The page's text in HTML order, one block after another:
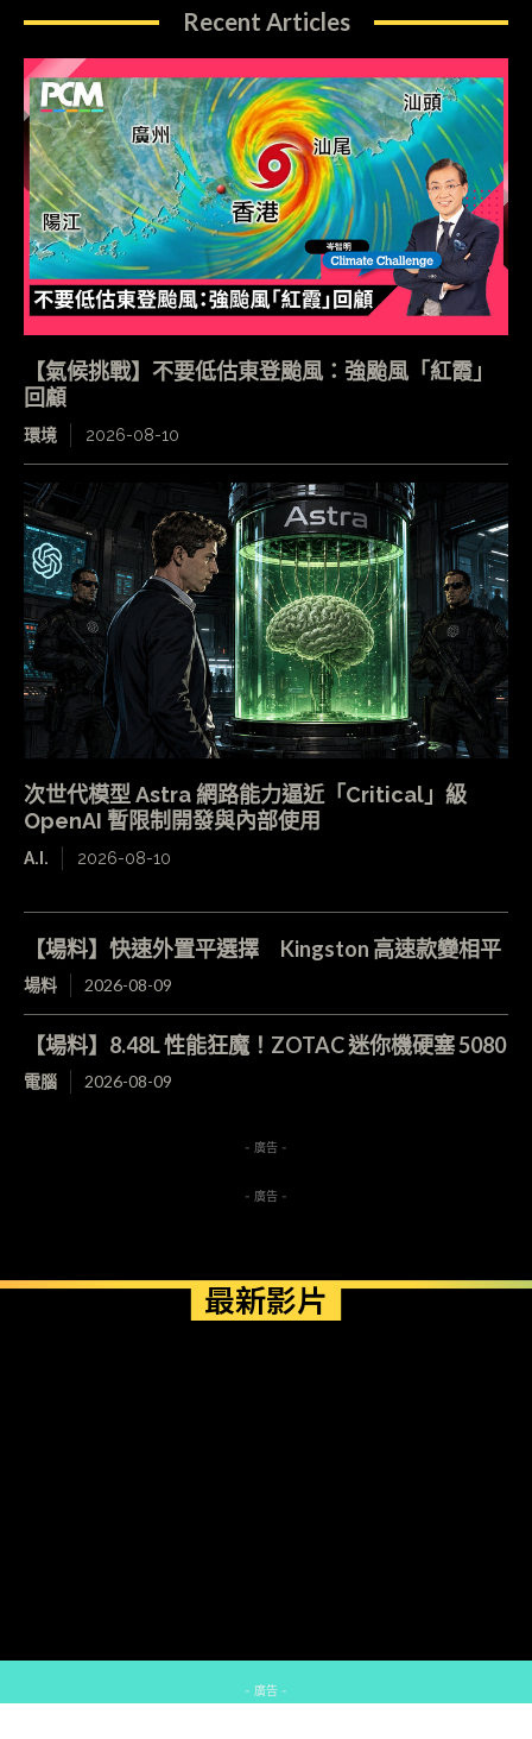
Recent Articles
【氣候挑戰】不要低估東登颱風：強颱風「紅霞」
回顧
環境 2026-08-10
次世代模型 Astra 網路能力逼近「Critical」級
OpenAI 暫限制開發與內部使用
A.I. 2026-08-10
【場料】快速外置平選擇 Kingston 高速款變相平
場料 2026-08-09
【場料】8.48L 性能狂魔！ZOTAC 迷你機硬塞 5080
電腦 2026-08-09
- 廣告 -
- 廣告 -
最新影片
- 廣告 -